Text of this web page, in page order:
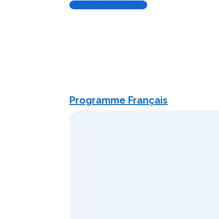
Je réserve mon cours !
Programme Français